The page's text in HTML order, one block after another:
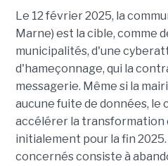
Le 12 février 2025, la
Marne) est la cible, comme
municipalités, d'une
d'hameçonnage, qui la
messagerie. Même si la
aucune fuite de données, le
accélérer la transformation
initialement pour la fin
concernés consiste à